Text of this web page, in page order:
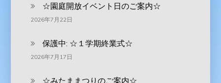
☆園庭開放イベント日のご案内☆
2026年7月22日
保護中: ☆１学期終業式☆
2026年7月17日
☆みたままつりのご案内☆